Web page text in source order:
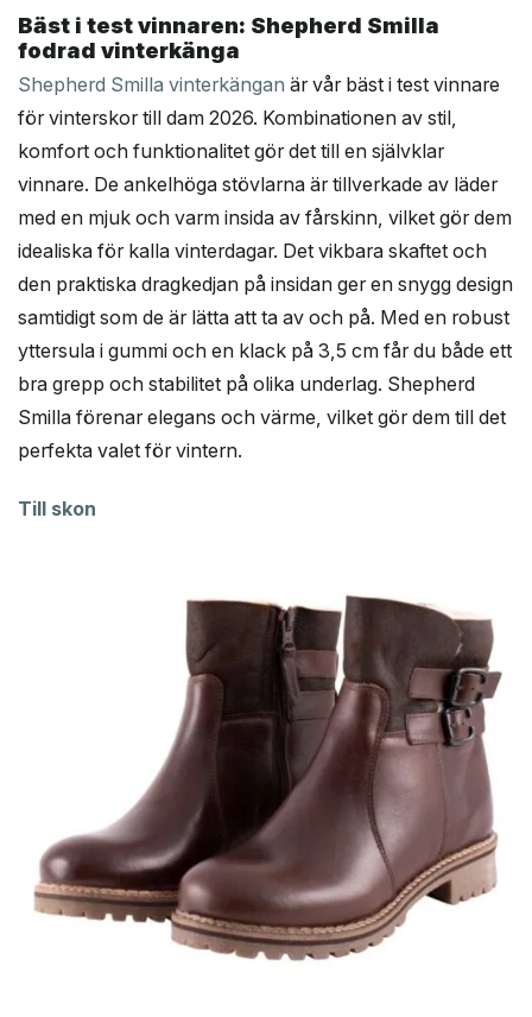
Bäst i test vinnaren: Shepherd Smilla
fodrad vinterkänga
Shepherd Smilla vinterkängan är vår bäst i test vinnare
för vinterskor till dam 2026. Kombinationen av stil,
komfort och funktionalitet gör det till en självklar
vinnare. De ankelhöga stövlarna är tillverkade av läder
med en mjuk och varm insida av fårskinn, vilket gör dem
idealiska för kalla vinterdagar. Det vikbara skaftet och
den praktiska dragkedjan på insidan ger en snygg design
samtidigt som de är lätta att ta av och på. Med en robust
yttersula i gummi och en klack på 3,5 cm får du både ett
bra grepp och stabilitet på olika underlag. Shepherd
Smilla förenar elegans och värme, vilket gör dem till det
perfekta valet för vintern.
Till skon